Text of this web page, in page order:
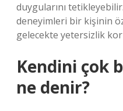
duygularını
deneyimleri bir kişinin
gelecekte yetersizlik
Kendini çok
ne denir?